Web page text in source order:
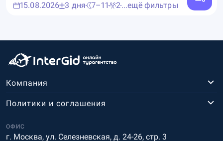
15.08.2026 3 дня 7–11 2...ещё фильтры
Компания
ОФИС
г. Москва, ул. Селезневская, д. 24-26, стр. 3
Политики и соглашения